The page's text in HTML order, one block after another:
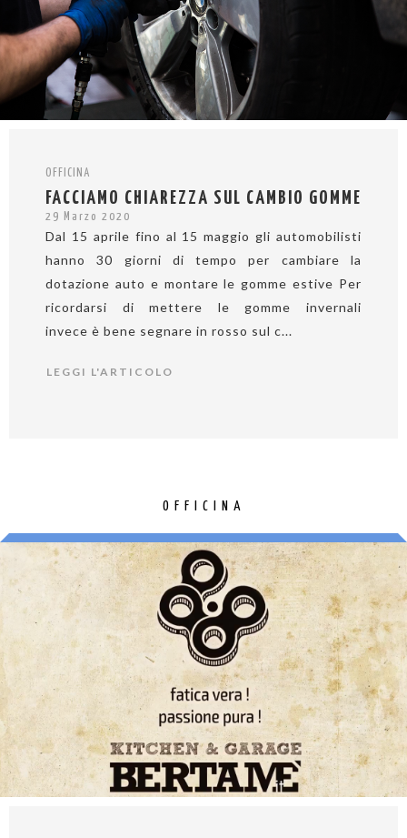
OFFICINA
FACCIAMO CHIAREZZA SUL CAMBIO GOMME
29 Marzo 2020
Dal 15 aprile fino al 15 maggio gli automobilisti
hanno 30 giorni di tempo per cambiare la
dotazione auto e montare le gomme estive Per
ricordarsi di mettere le gomme invernali
invece è bene segnare in rosso sul c...
LEGGI L'ARTICOLO
OFFICINA